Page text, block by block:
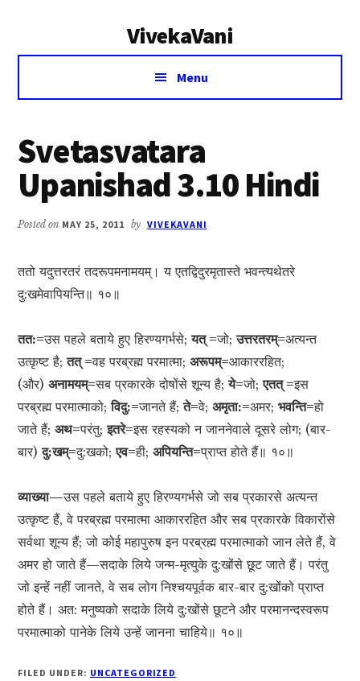
VivekaVani
Voice
Vivekananda
Menu
Svetasvatara
Upanishad 3.10 Hindi
Posted on MAY 25, 2011 by VIVEKAVANI
ततो यदुत्तरतरं तदरूपमनामयम्। य एतद्विदुरमृतास्ते भवन्त्यथेतरे
दु:खमेवापियन्ति॥ १०॥
तत:=उस पहले बताये हुए हिरण्यगर्भसे;यत् =जो;उत्तरतरम्=अत्यन्त
उत्कृष्ट है;तत् =वह परब्रह्म परमात्मा;अरूपम्=आकाररहित;
(और)अनामयम्=सब प्रकारके दोषोंसे शून्य है;ये=जो;एतत् =इस
परब्रह्म परमात्माको;विदु:=जानते हैं;ते=वे;अमृता:=अमर;भवन्ति=हो
जाते हैं;अथ=परंतु;इतरे=इस रहस्यको न जाननेवाले दूसरे लोग; (बार-
बार)दु:खम्=दु:खको;एव=ही;अपियन्ति=प्राप्त होते हैं॥ १०॥
व्याख्या—उस पहले बताये हुए हिरण्यगर्भसे जो सब प्रकारसे अत्यन्त
उत्कृष्ट हैं, वे परब्रह्म परमात्मा आकाररहित और सब प्रकारके विकारोंसे
सर्वथा शून्य हैं; जो कोई महापुरुष इन परब्रह्म परमात्माको जान लेते हैं, वे
अमर हो जाते हैं—सदाके लिये जन्म-मृत्युके दु:खोंसे छूट जाते हैं। परंतु
जो इन्हें नहीं जानते, वे सब लोग निश्चयपूर्वक बार-बार दु:खोंको प्राप्त
होते हैं। अत: मनुष्यको सदाके लिये दु:खोंसे छूटने और परमानन्दस्वरूप
परमात्माको पानेके लिये उन्हें जानना चाहिये॥ १०॥
FILED UNDER: UNCATEGORIZED